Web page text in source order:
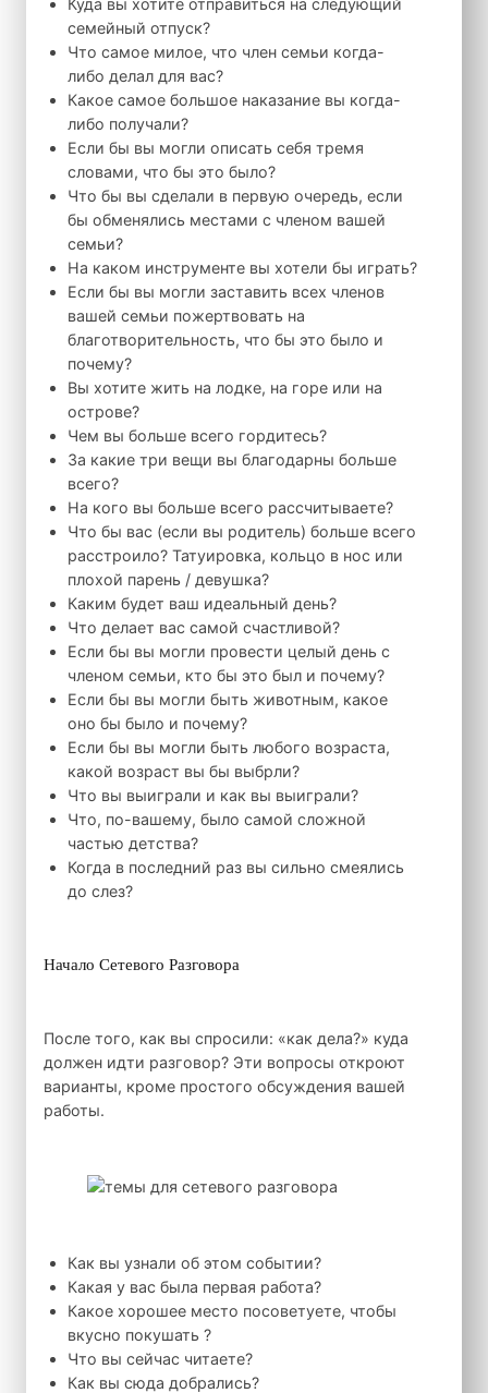
семейный отпуск?
Что самое милое, что член семьи когда-
либо делал для вас?
Какое самое большое наказание вы когда-
либо получали?
Если бы вы могли описать себя тремя
словами, что бы это было?
Что бы вы сделали в первую очередь, если
бы обменялись местами с членом вашей
семьи?
На каком инструменте вы хотели бы играть?
Если бы вы могли заставить всех членов
вашей семьи пожертвовать на
благотворительность, что бы это было и
почему?
Вы хотите жить на лодке, на горе или на
острове?
Чем вы больше всего гордитесь?
За какие три вещи вы благодарны больше
всего?
На кого вы больше всего рассчитываете?
Что бы вас (если вы родитель) больше всего
расстроило? Татуировка, кольцо в нос или
плохой парень / девушка?
Каким будет ваш идеальный день?
Что делает вас самой счастливой?
Если бы вы могли провести целый день с
членом семьи, кто бы это был и почему?
Если бы вы могли быть животным, какое
оно бы было и почему?
Если бы вы могли быть любого возраста,
какой возраст вы бы выбрли?
Что вы выиграли и как вы выиграли?
Что, по-вашему, было самой сложной
частью детства?
Когда в последний раз вы сильно смеялись
до слез?
Начало Сетевого Разговора
После того, как вы спросили: «как дела?» куда
должен идти разговор? Эти вопросы откроют
варианты, кроме простого обсуждения вашей
работы.
Как вы узнали об этом событии?
Какая у вас была первая работа?
Какое хорошее место посоветуете, чтобы
вкусно покушать ?
Что вы сейчас читаете?
Как вы сюда добрались?